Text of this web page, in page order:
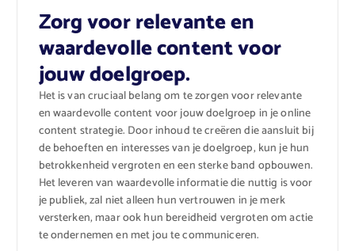
Zorg voor relevante en
waardevolle content voor
jouw doelgroep.
Het is van cruciaal belang om te zorgen voor relevante
en waardevolle content voor jouw doelgroep in je online
content strategie. Door inhoud te creëren die aansluit bij
de behoeften en interesses van je doelgroep, kun je hun
betrokkenheid vergroten en een sterke band opbouwen.
Het leveren van waardevolle informatie die nuttig is voor
je publiek, zal niet alleen hun vertrouwen in je merk
versterken, maar ook hun bereidheid vergroten om actie
te ondernemen en met jou te communiceren.